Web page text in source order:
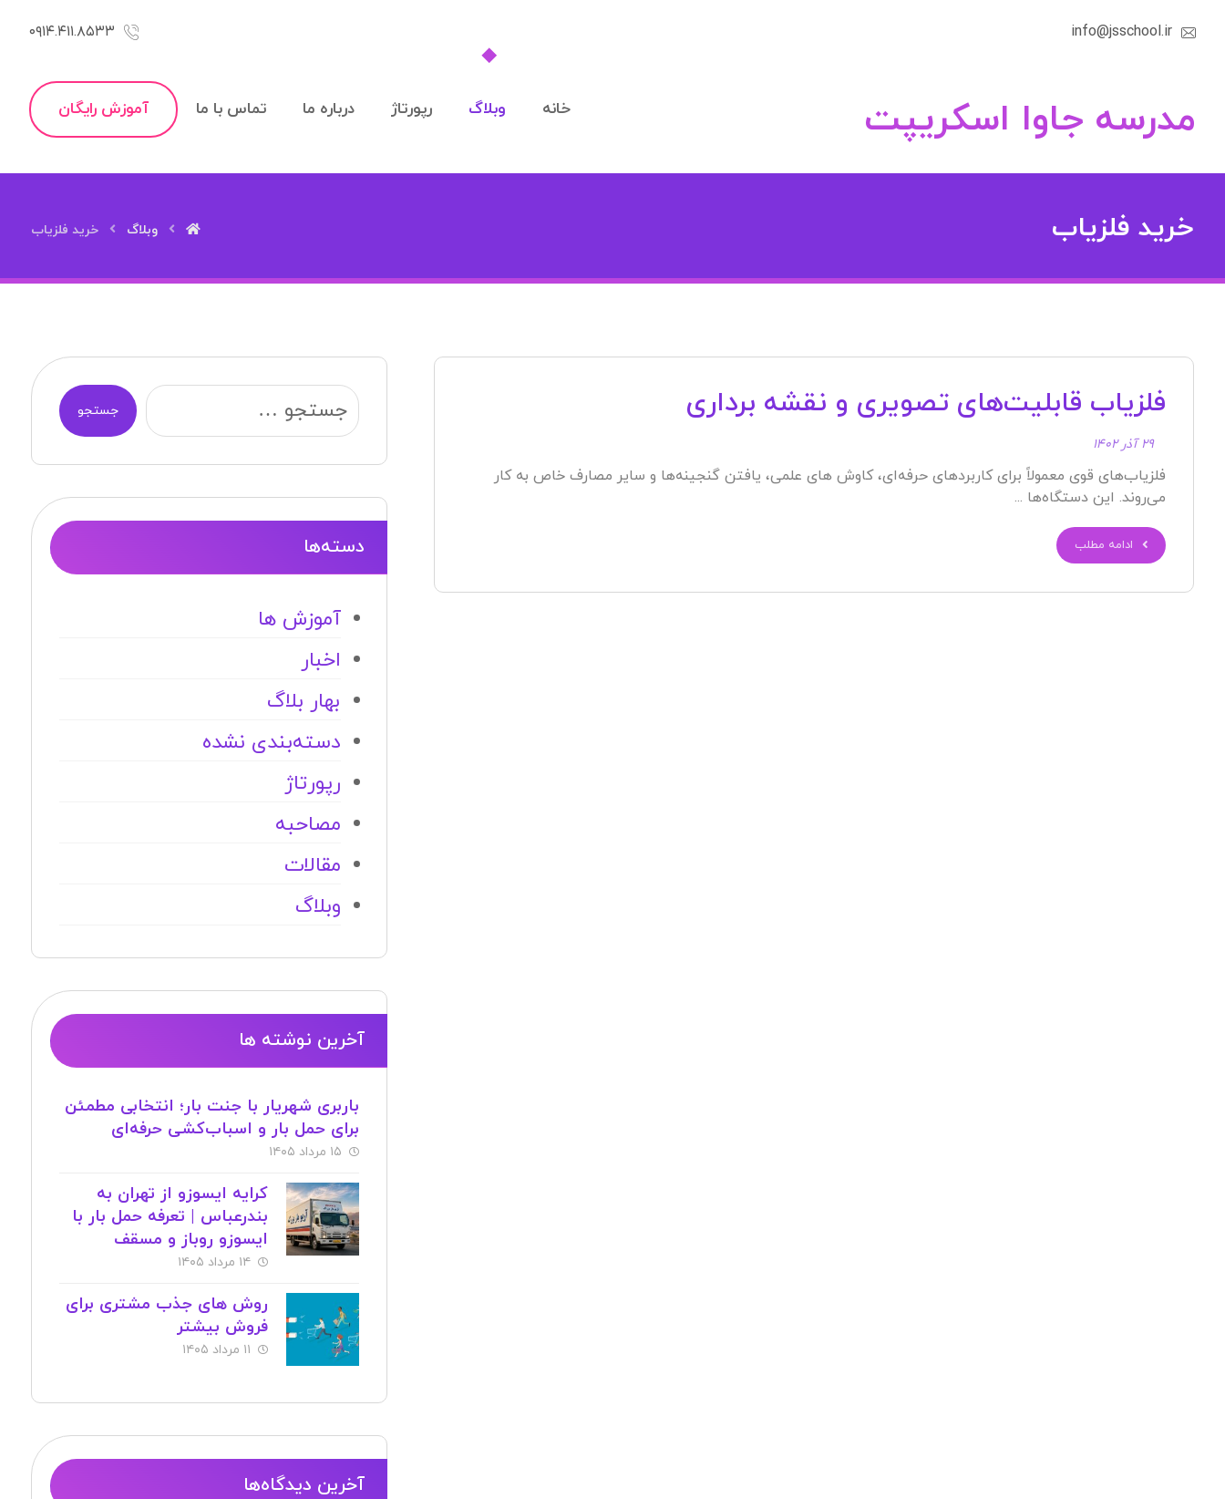
info@jsschool.ir ۰۹۱۴.۴۱۱.۸۵۳۳
مدرسه جاوا اسکریپت آموزش رایگان خانه وبلاگ رپورتاژ درباره ما تماس با ما
خرید فلزیاب وبلاگ خرید فلزیاب
فلزیاب قابلیت‌های تصویری و نقشه‌ برداری
۲۹ آذر ۱۴۰۲
فلزیاب‌های قوی معمولاً برای کاربردهای حرفه‌ای، کاوش های علمی، یافتن گنجینه‌ها و سایر مصارف خاص به کار
می‌روند. این دستگاه‌ها ...
ادامه مطلب
جستجو
دسته‌ها
آموزش ها
اخبار
بهار بلاگ
دسته‌بندی نشده
رپورتاژ
مصاحبه
مقالات
وبلاگ
آخرین نوشته ها
باربری شهریار با جنت بار؛ انتخابی مطمئن
برای حمل بار و اسباب‌کشی حرفه‌ای
۱۵ مرداد ۱۴۰۵
کرایه ایسوزو از تهران به
بندرعباس | تعرفه حمل بار با
ایسوزو روباز و مسقف
۱۴ مرداد ۱۴۰۵
روش های جذب مشتری برای
فروش بیشتر
۱۱ مرداد ۱۴۰۵
آخرین دیدگاه‌ها